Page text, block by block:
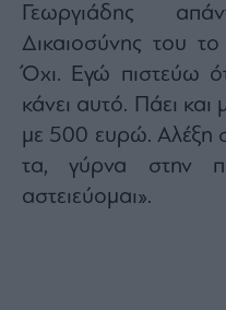
time.
This
is
by
reCAPTCHA
and
the
Privacy
and
Terms
Service
Γεωργιάδης
Δικαιοσύνης του
Όχι. Εγώ πιστεύω
κάνει αυτό. Πάει και
με 500 ευρώ. Αλέξη
τα, γύρνα στην
αστειεύομαι».